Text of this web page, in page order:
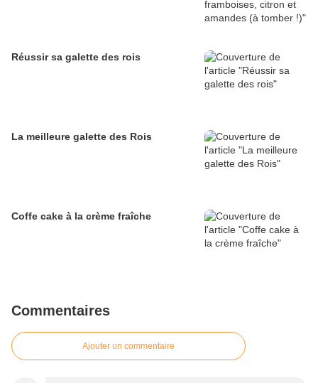
Réussir sa galette des rois
La meilleure galette des Rois
Coffe cake à la crème fraîche
Commentaires
Ajouter un commentaire